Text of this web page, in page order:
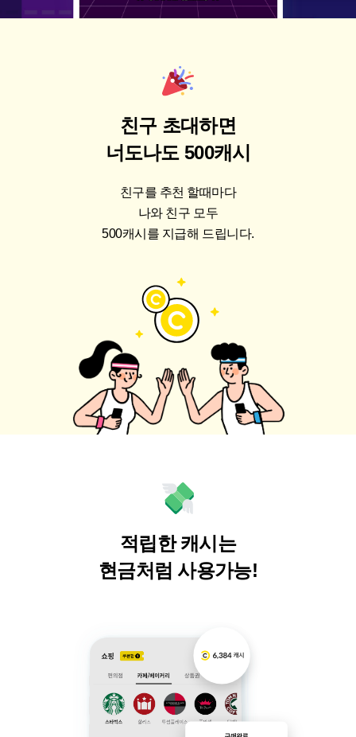
친구 초대하면
너도나도 500캐시
친구를 추천 할때마다
나와 친구 모두
500캐시를 지급해 드립니다.
적립한 캐시는
현금처럼 사용가능!